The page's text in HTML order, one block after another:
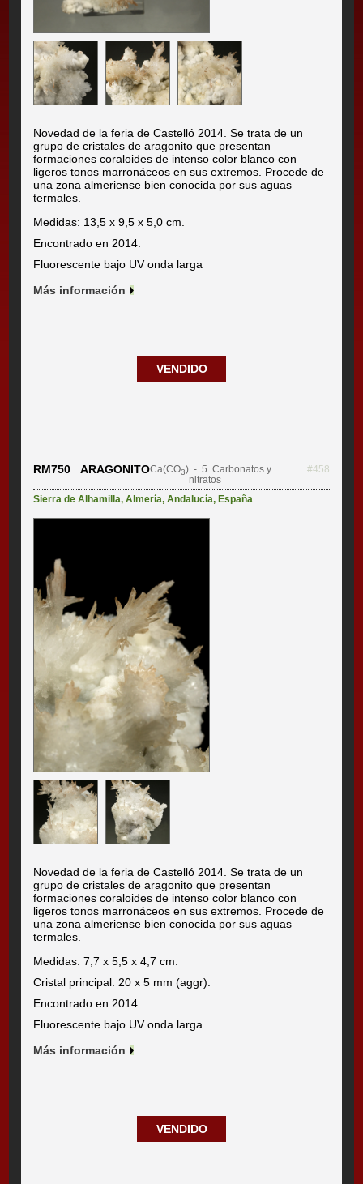
Novedad de la feria de Castelló 2014. Se trata de un
grupo de cristales de aragonito que presentan
formaciones coraloides de intenso color blanco con
ligeros tonos marronáceos en sus extremos. Procede de
una zona almeriense bien conocida por sus aguas
termales.
Medidas: 13,5 x 9,5 x 5,0 cm.
Encontrado en 2014.
Fluorescente bajo UV onda larga
Más información
VENDIDO
RM750 ARAGONITOCa(CO3) - 5. Carbonatos y
nitratos
#458
Sierra de Alhamilla,Almería,Andalucía,España
Novedad de la feria de Castelló 2014. Se trata de un
grupo de cristales de aragonito que presentan
formaciones coraloides de intenso color blanco con
ligeros tonos marronáceos en sus extremos. Procede de
una zona almeriense bien conocida por sus aguas
termales.
Medidas: 7,7 x 5,5 x 4,7 cm.
Cristal principal: 20 x 5 mm (aggr).
Encontrado en 2014.
Fluorescente bajo UV onda larga
Más información
VENDIDO